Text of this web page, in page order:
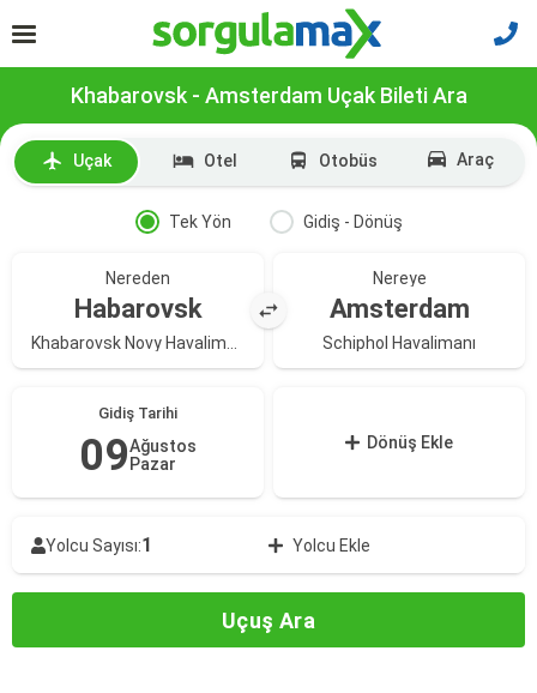
Khabarovsk - Amsterdam Uçak Bileti Ara
Uçak Otel Otobüs Araç
Tek Yön Gidiş - Dönüş
Nereden
Habarovsk
Nereye
Amsterdam
Schiphol Havalimanı
Gidiş Tarihi
09Ağustos
Pazar
Dönüş Ekle
Yolcu Sayısı:1 Yolcu Ekle
Uçuş Ara